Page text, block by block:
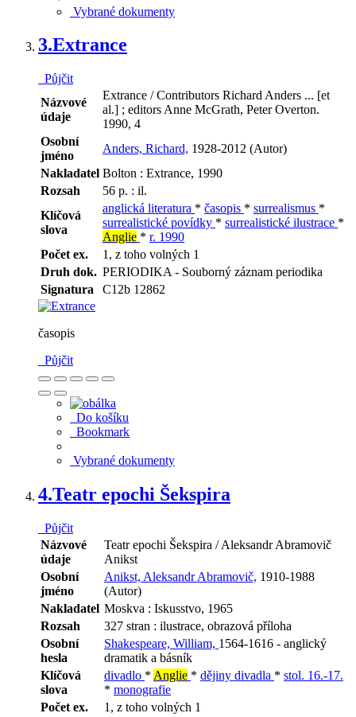
Vybrané dokumenty
3.Extrance
Půjčit
Názvové
údaje
Extrance / Contributors Richard Anders ... [et
al.] ; editors Anne McGrath, Peter Overton.
1990, 4
Osobní
jméno
Anders, Richard, 1928-2012 (Autor)
Nakladatel Bolton : Extrance, 1990
Rozsah
56 p. : il.
Klíčová
slova
anglická literatura * časopis * surrealismus *
surrealistické povídky * surrealistické ilustrace *
Anglie * r. 1990
Počet ex.
1, z toho volných 1
Druh dok. PERIODIKA - Souborný záznam periodika
Signatura
C12b 12862
časopis
Půjčit
Do košíku
Bookmark
Vybrané dokumenty
4.Teatr epochi Šekspira
Půjčit
Názvové
údaje
Teatr epochi Šekspira / Aleksandr Abramovič
Anikst
Osobní
jméno
Anikst, Aleksandr Abramovič, 1910-1988
(Autor)
Nakladatel Moskva : Iskusstvo, 1965
Rozsah
327 stran : ilustrace, obrazová příloha
Osobní
hesla
Shakespeare, William, 1564-1616 - anglický
dramatik a básník
Klíčová
slova
divadlo * Anglie * dějiny divadla * stol. 16.-17.
* monografie
Počet ex.
1, z toho volných 1